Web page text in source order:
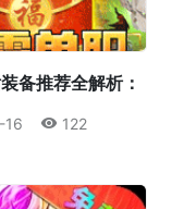
备推荐全解析：
成为首选？
16 122